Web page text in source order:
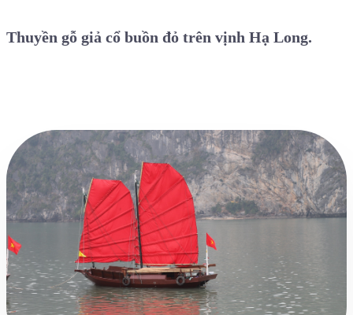
Thuyền gỗ giả cổ buồn đỏ trên vịnh Hạ Long.